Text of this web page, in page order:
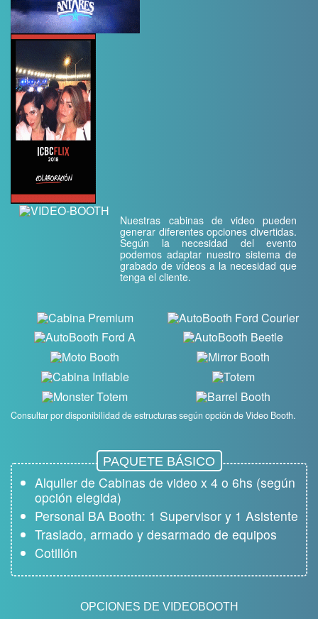
Nuestras cabinas de video pueden
generar diferentes opciones divertidas.
Según la necesidad del evento
podemos adaptar nuestro sistema de
grabado de vídeos a la necesidad que
tenga el cliente.
Consultar por disponibilidad de estructuras según opción de Video Booth.
PAQUETE BÁSICO
Alquiler de Cabinas de video x 4 o 6hs (según
opción elegida)
Personal BA Booth: 1 Supervisor y 1 Asistente
Traslado, armado y desarmado de equipos
Cotillón
OPCIONES DE VIDEOBOOTH